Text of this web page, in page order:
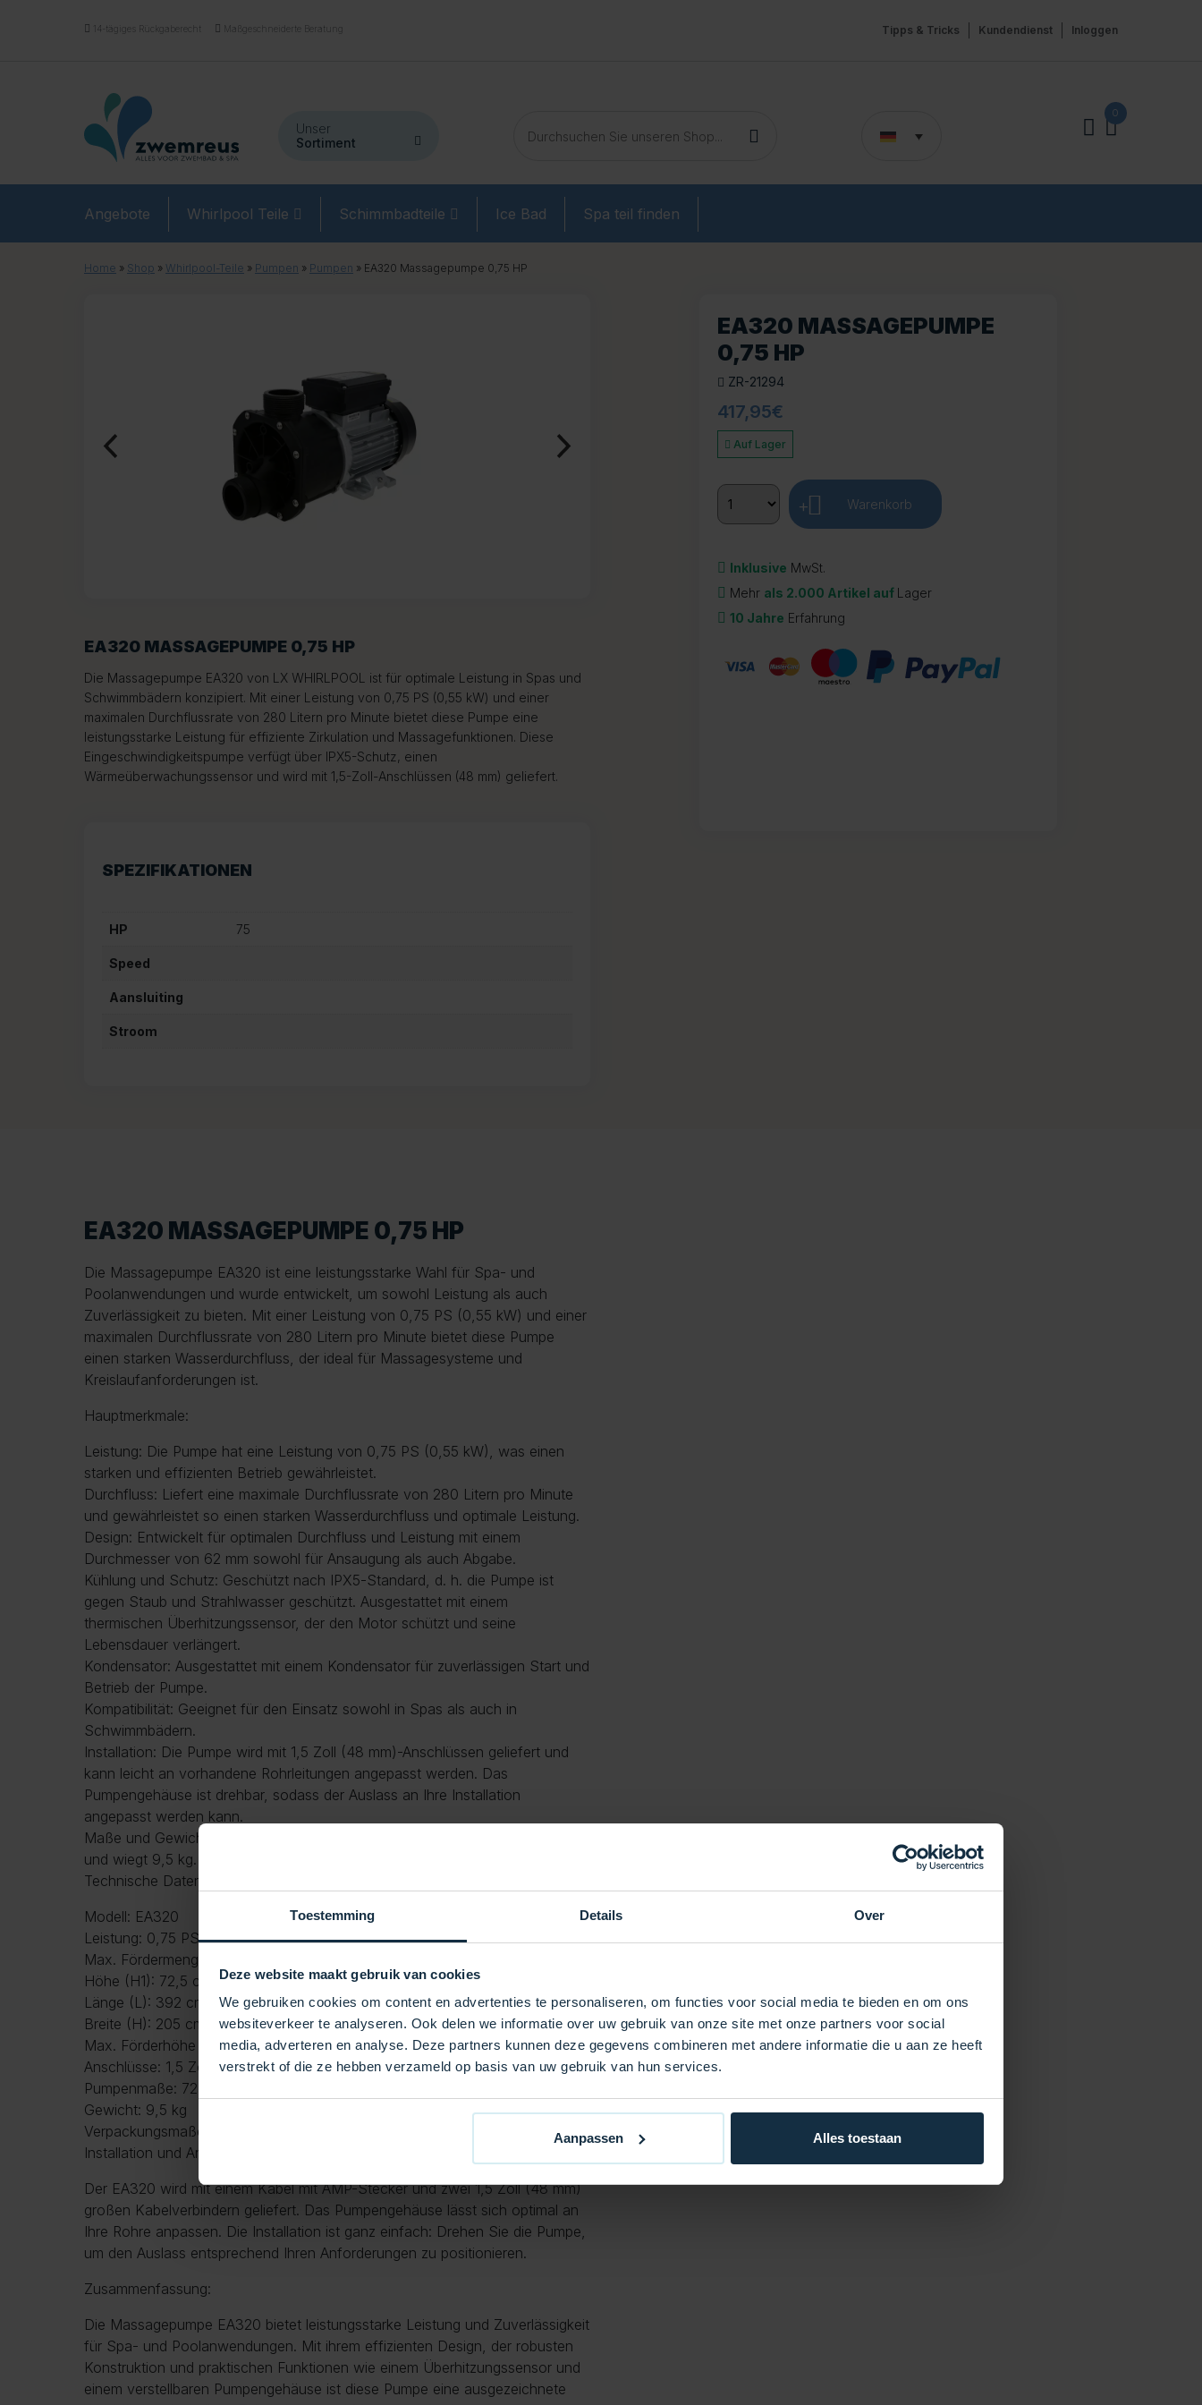
Toestemming Details Over
Deze website maakt gebruik van cookies
We gebruiken cookies om content en advertenties te personaliseren, om functies voor social media te bieden en om ons
websiteverkeer te analyseren. Ook delen we informatie over uw gebruik van onze site met onze partners voor social
media, adverteren en analyse. Deze partners kunnen deze gegevens combineren met andere informatie die u aan ze heeft
verstrekt of die ze hebben verzameld op basis van uw gebruik van hun services.
Aanpassen Alles toestaan
14-tägiges Rückgaberecht Maßgeschneiderte Beratung Inloggen
Kundendienst
Tipps & Tricks
Unser
Sortiment
0
Angebote Whirlpool Teile Schimmbadteile Ice Bad Spa teil finden
Home » Shop » Whirlpool-Teile » Pumpen » Pumpen » EA320 Massagepumpe 0,75 HP
EA320 MASSAGEPUMPE 0,75 HP
Die Massagepumpe EA320 von LX WHIRLPOOL ist für optimale Leistung in Spas und
Schwimmbädern konzipiert. Mit einer Leistung von 0,75 PS (0,55 kW) und einer
maximalen Durchflussrate von 280 Litern pro Minute bietet diese Pumpe eine
leistungsstarke Leistung für effiziente Zirkulation und Massagefunktionen. Diese
Eingeschwindigkeitspumpe verfügt über IPX5-Schutz, einen
Wärmeüberwachungssensor und wird mit 1,5-Zoll-Anschlüssen (48 mm) geliefert.
SPEZIFIKATIONEN
HP 75
Speed
Aansluiting
Stroom
EA320 MASSAGEPUMPE
0,75 HP
ZR-21294
417,95€
Auf Lager
+ Warenkorb
Inklusive MwSt.
Mehr als 2.000 Artikel auf Lager
10 Jahre Erfahrung
EA320 MASSAGEPUMPE 0,75 HP
Die Massagepumpe EA320 ist eine leistungsstarke Wahl für Spa- und
Poolanwendungen und wurde entwickelt, um sowohl Leistung als auch
Zuverlässigkeit zu bieten. Mit einer Leistung von 0,75 PS (0,55 kW) und einer
maximalen Durchflussrate von 280 Litern pro Minute bietet diese Pumpe
einen starken Wasserdurchfluss, der ideal für Massagesysteme und
Kreislaufanforderungen ist.
Hauptmerkmale:
Leistung: Die Pumpe hat eine Leistung von 0,75 PS (0,55 kW), was einen
starken und effizienten Betrieb gewährleistet.
Durchfluss: Liefert eine maximale Durchflussrate von 280 Litern pro Minute
und gewährleistet so einen starken Wasserdurchfluss und optimale Leistung.
Design: Entwickelt für optimalen Durchfluss und Leistung mit einem
Durchmesser von 62 mm sowohl für Ansaugung als auch Abgabe.
Kühlung und Schutz: Geschützt nach IPX5-Standard, d. h. die Pumpe ist
gegen Staub und Strahlwasser geschützt. Ausgestattet mit einem
thermischen Überhitzungssensor, der den Motor schützt und seine
Lebensdauer verlängert.
Kondensator: Ausgestattet mit einem Kondensator für zuverlässigen Start und
Betrieb der Pumpe.
Kompatibilität: Geeignet für den Einsatz sowohl in Spas als auch in
Schwimmbädern.
Installation: Die Pumpe wird mit 1,5 Zoll (48 mm)-Anschlüssen geliefert und
kann leicht an vorhandene Rohrleitungen angepasst werden. Das
Pumpengehäuse ist drehbar, sodass der Auslass an Ihre Installation
angepasst werden kann.
Maße und Gewicht: Die Pumpe ist 72,5 cm hoch, 205 cm breit, 392 cm lang
und wiegt 9,5 kg. Die Verpackungsmaße betragen 420 x 180 x 255 cm.
Technische Daten:
Modell: EA320
Leistung: 0,75 PS (0,55 kW)
Max. Fördermenge: 280 Liter pro Minute
Höhe (H1): 72,5 cm
Länge (L): 392 cm
Breite (H): 205 cm
Max. Förderhöhe (Hmax): 11 Meter
Anschlüsse: 1,5 Zoll (48 mm Innendurchmesser)
Pumpenmaße: 72,5 cm (Höhe) x 205 cm (Breite) x 392 cm (Länge)
Gewicht: 9,5 kg
Verpackungsmaße: 420 x 180 x 255 cm
Installation und Anschlüsse:
Der EA320 wird mit einem Kabel mit AMP-Stecker und zwei 1,5 Zoll (48 mm)
großen Kabelverbindern geliefert. Das Pumpengehäuse lässt sich optimal an
Ihre Rohre anpassen. Die Installation ist ganz einfach: Drehen Sie die Pumpe,
um den Auslass entsprechend Ihren Anforderungen zu positionieren.
Zusammenfassung:
Die Massagepumpe EA320 bietet leistungsstarke Leistung und Zuverlässigkeit
für Spa- und Poolanwendungen. Mit ihrem effizienten Design, der robusten
Konstruktion und praktischen Funktionen wie einem Überhitzungssensor und
einem verstellbaren Pumpengehäuse ist diese Pumpe eine ausgezeichnete